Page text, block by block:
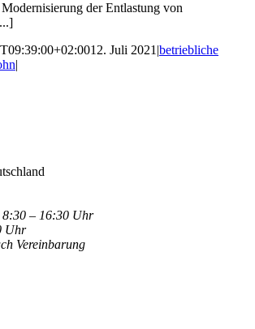
der Entlastung von
12. Juli 2021 |betriebliche
|
– 16:30 Uhr
Uhr
Vereinbarung